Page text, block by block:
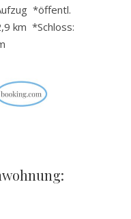
*öffentl.
km *Schloss: